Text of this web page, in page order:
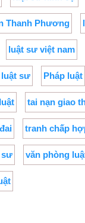
Thanh Phương
luật sư việt nam
luật sư Pháp luật
tai nạn giao
tranh chấp
sư văn phòng